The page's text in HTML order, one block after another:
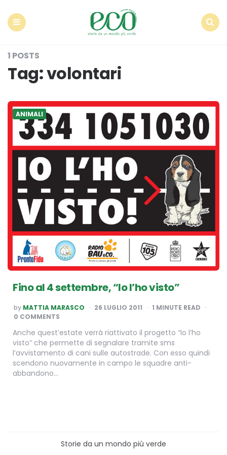
1 POSTS
Tag:volontari
ANIMALI
Fino al 4 settembre, “Io l’ho visto”
POSTED
BY
by MATTIA MARASCO 26 LUGLIO 2011 1 MINUTE READ
0 COMMENTS
Anche quest’estate verrà riattivato il progetto “Io l’ho
visto” che permette di segnalare tramite sms
l’avvistamento di cani sulle autostrade. Con esso quindi
scendono nuovamente in campo le squadre anti-
abbandono…
Storie da un mondo più verde